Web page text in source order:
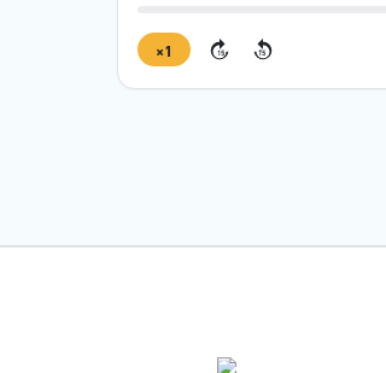
15
15
1×